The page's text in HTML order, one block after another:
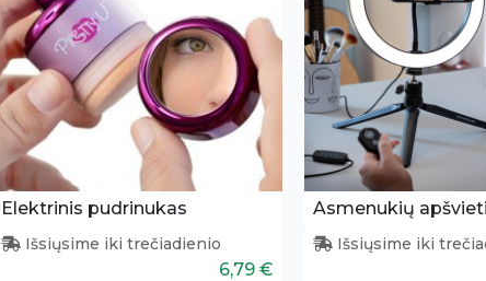
Elektrinis pudrinukas
Išsiųsime iki trečiadienio
6,79 €
Asmenukių
Išsiųsime iki